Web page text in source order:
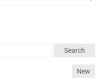
Search
New